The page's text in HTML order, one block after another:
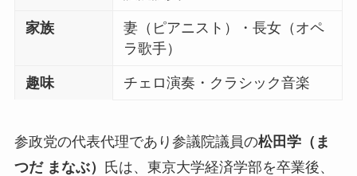
家族
妻（ピアニスト）・長女（オペ
ラ歌手）
趣味 チェロ演奏・クラシック音楽
参政党の代表代理であり参議院議員の松田学（ま
つだ まなぶ） 氏は、東京大学経済学部を卒業後、